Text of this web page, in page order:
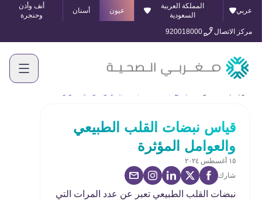
عربي
المملكة العربية
السعودية
عيون أسنان
أنف وأذن
وحنجرة
مركز الاتصال
920018000
قياس نبضات القلب الطبيعي
والعوامل المؤثرة
١٥ أغسطس ٢٠٢٤
شارك
نبضات القلب الطبيعي تعبر عن عدد المرات التي